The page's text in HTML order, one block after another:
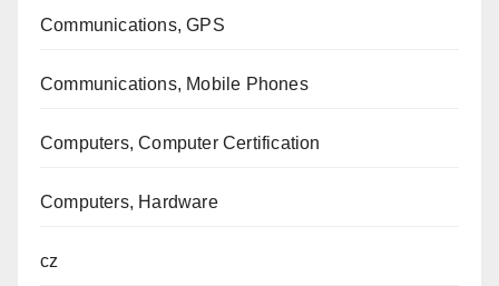
Communications, GPS
Communications, Mobile Phones
Computers, Computer Certification
Computers, Hardware
cz